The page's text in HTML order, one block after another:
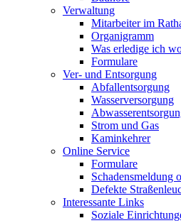
Verwaltung
Mitarbeiter im
Organigramm
Was erledige ich
Formulare
Ver- und Entsorgung
Abfallentsorgung
Wasserversorgung
Strom und Gas
Kaminkehrer
Online Service
Formulare
Schadensmeldung
Defekte
Interessante Links
Soziale